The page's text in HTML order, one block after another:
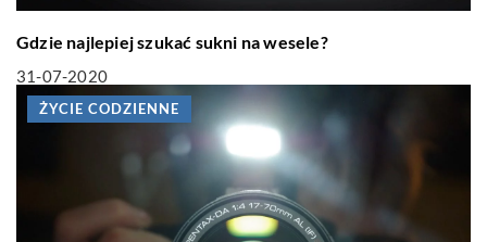
Gdzie najlepiej szukać sukni na wesele?
31-07-2020
ŻYCIE CODZIENNE